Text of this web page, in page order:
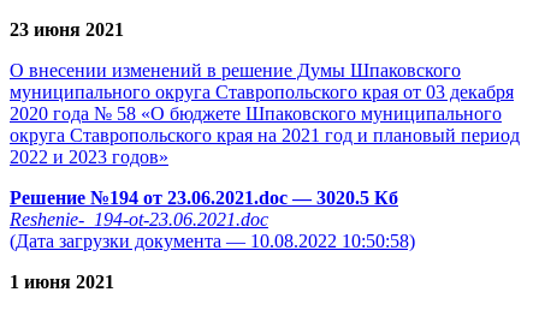
23 июня 2021
О внесении изменений в решение Думы Шпаковского
муниципального округа Ставропольского края от 03 декабря
2020 года № 58 «О бюджете Шпаковского муниципального
округа Ставропольского края на 2021 год и плановый период
2022 и 2023 годов»
Решение №194 от 23.06.2021.doc— 3020.5 Кб
Reshenie-_194-ot-23.06.2021.doc
(Дата загрузки документа — 10.08.2022 10:50:58)
1 июня 2021